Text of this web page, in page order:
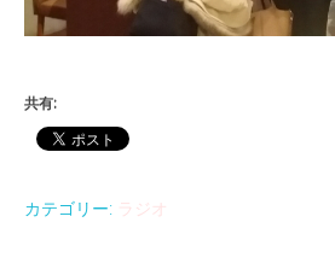
共有:
カテゴリー: ラジオ